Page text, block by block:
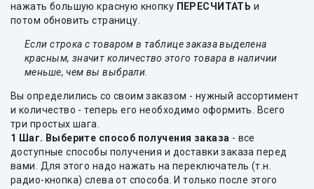
нажать большую красную кнопку ПЕРЕСЧИТАТЬ и
потом обновить страницу.
Если строка с товаром в таблице заказа выделена
красным, значит количество этого товара в наличии
меньше, чем вы выбрали.
Вы определились со своим заказом - нужный ассортимент
и количество - теперь его необходимо оформить. Всего
три простых шага.
1 Шаг. Выберите способ получения заказа - все
доступные способы получения и доставки заказа перед
вами. Для этого надо нажать на переключатель (т.н.
радио-кнопка) слева от способа. И только после этого